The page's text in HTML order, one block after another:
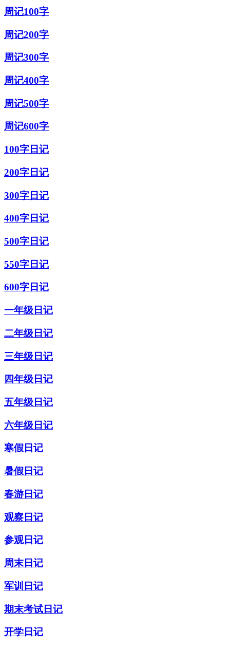
周记100字
周记200字
周记300字
周记400字
周记500字
周记600字
100字日记
200字日记
300字日记
400字日记
500字日记
550字日记
600字日记
一年级日记
二年级日记
三年级日记
四年级日记
五年级日记
六年级日记
寒假日记
暑假日记
春游日记
观察日记
参观日记
周末日记
军训日记
期末考试日记
开学日记